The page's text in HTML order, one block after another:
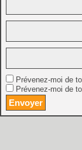
Prévenez-moi de
Prévenez-moi de